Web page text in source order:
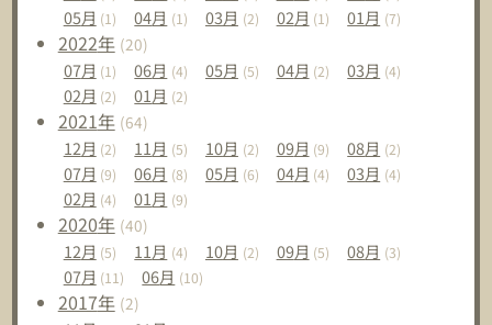
05月 (1) 04月 (1) 03月 (2) 02月 (1) 01月 (7)
2022年 (20)
07月 (1) 06月 (4) 05月 (5) 04月 (2) 03月 (4)
02月 (2) 01月 (2)
2021年 (64)
12月 (2) 11月 (5) 10月 (2) 09月 (9) 08月 (2)
07月 (9) 06月 (8) 05月 (6) 04月 (4) 03月 (4)
02月 (4) 01月 (9)
2020年 (40)
12月 (5) 11月 (4) 10月 (2) 09月 (5) 08月 (3)
07月 (11) 06月 (10)
2017年 (2)